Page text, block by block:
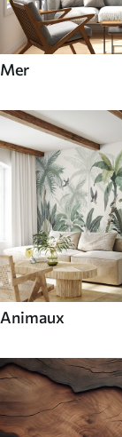
Mer
Animaux